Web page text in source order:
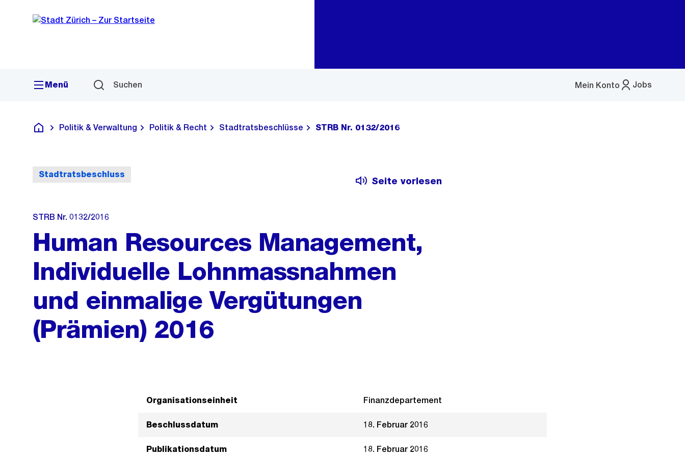
Navigation
Sprunglink
Menü Suchen Jobs
Mein Konto
Menü
Deutsch
Politik & Verwaltung Politik & Recht Stadtratsbeschlüsse STRB Nr. 0132/2016
Stadtratsbeschluss
Seite vorlesen
STRB Nr. 0132/2016
Human Resources Management,
Individuelle Lohnmassnahmen
und einmalige Vergütungen
(Prämien) 2016
Organisationseinheit Finanzdepartement
Beschlussdatum 18. Februar 2016
Publikationsdatum 18. Februar 2016